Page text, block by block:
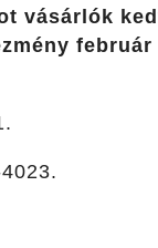
vásárlók